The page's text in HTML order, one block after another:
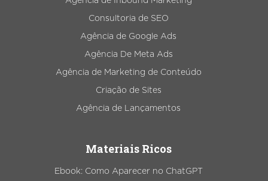
Consultoria de SEO
Agência de Google Ads
Agência De Meta Ads
Agência de Marketing de Conteúdo
Criação de Sites
Agência de Lançamentos
Materiais Ricos
Ebook: Como Aparecer no ChatGPT